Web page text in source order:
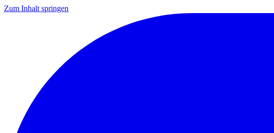
Zum Inhalt springen